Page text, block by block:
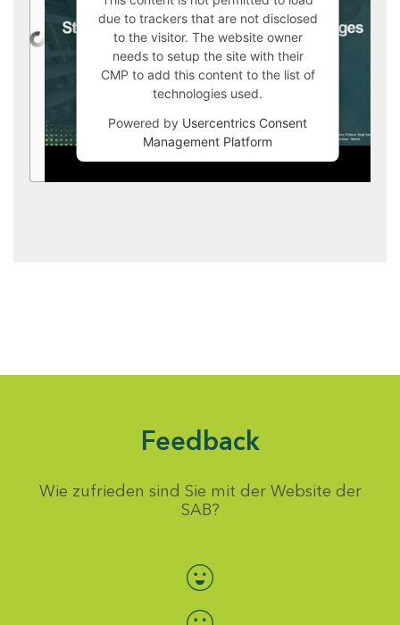
due to trackers that are not disclosed
to the visitor. The website owner
needs to setup the site with their
CMP to add this content to the list of
technologies used.
Powered by Usercentrics Consent
Management Platform
Feedback
Wie zufrieden sind Sie mit der Website der
SAB?
Bewertung auswählen